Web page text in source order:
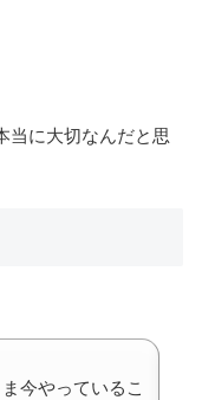
当に大切なんだと思
今やっているこ